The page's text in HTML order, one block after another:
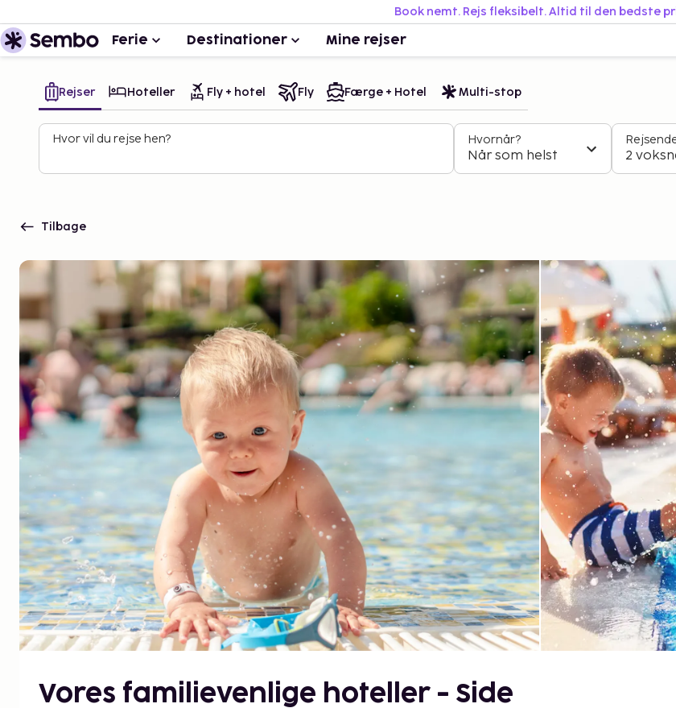
Book nemt. Rejs fleksibelt. Altid til den bedste
Ferie Destinationer Mine rejser
Rejser Hoteller Fly + hotel Fly Færge + Hotel Multi-stop
Hvor vil du rejse hen? Hvornår?
Når som helst 2
Tilbage
Vores familievenlige hoteller - Side